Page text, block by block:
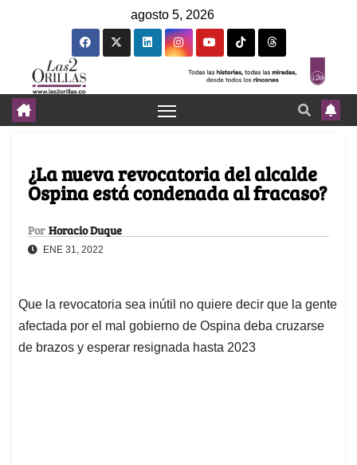
agosto 5, 2026
¿La nueva revocatoria del alcalde
Ospina está condenada al fracaso?
Por Horacio Duque
ENE 31, 2022
Que la revocatoria sea inútil no quiere decir que la gente
afectada por el mal gobierno de Ospina deba cruzarse
de brazos y esperar resignada hasta 2023